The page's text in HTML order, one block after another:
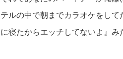
テルの中で朝までカラオケをし
に寝たからエッチしてないよ』み